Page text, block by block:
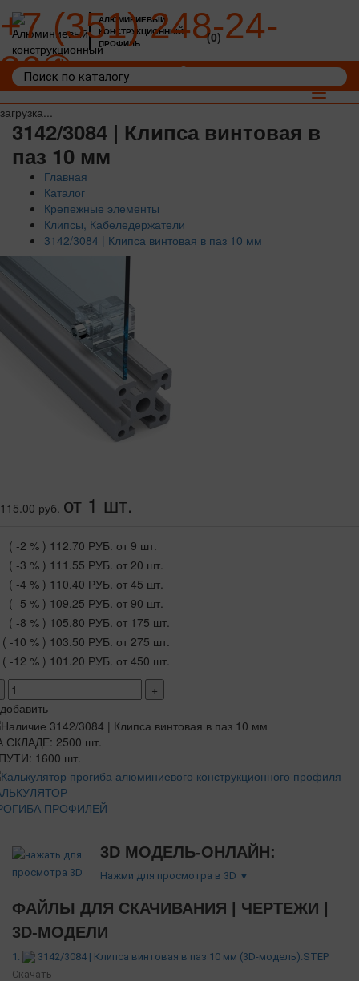
загрузка...
АЛЮМИНИЕВЫЙ
КОНСТРУКЦИОННЫЙ
ПРОФИЛЬ
+7 (351) 248-24-
36
(0)
Toggle
3142/3084 | Клипса винтовая в
паз 10 мм
Главная
Каталог
Крепежные элементы
Клипсы, Кабеледержатели
3142/3084 | Клипса винтовая в паз 10 мм
115.00 руб. от 1 шт.
( -2 % ) 112.70 РУБ. от 9 шт.
( -3 % ) 111.55 РУБ. от 20 шт.
( -4 % ) 110.40 РУБ. от 45 шт.
( -5 % ) 109.25 РУБ. от 90 шт.
( -8 % ) 105.80 РУБ. от 175 шт.
( -10 % ) 103.50 РУБ. от 275 шт.
( -12 % ) 101.20 РУБ. от 450 шт.
+
добавить
СКЛАДЕ: 2500 шт.
1600 шт.
ПРОФИЛЕЙ
3D МОДЕЛЬ-ОНЛАЙН:
Нажми для просмотра в 3D ▼
ФАЙЛЫ ДЛЯ СКАЧИВАНИЯ | ЧЕРТЕЖИ |
3D-МОДЕЛИ
1.
3142/3084 | Клипса винтовая в паз 10 мм (3D-модель).STEP
Скачать